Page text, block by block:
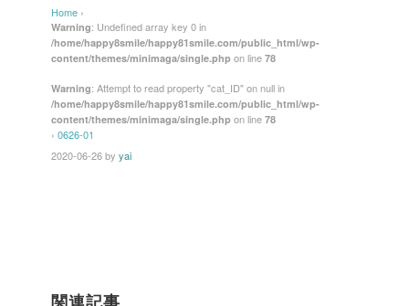
e
b
o
o
k
er e
st
Home ›
Warning: Undefined array key 0 in
/home/happy8smile/happy81smile.com/public_html/wp-
content/themes/minimaga/single.php on line 78
Warning: Attempt to read property "cat_ID" on null in
/home/happy8smile/happy81smile.com/public_html/wp-
content/themes/minimaga/single.php on line 78
› 0626-01
2020-06-26by yai